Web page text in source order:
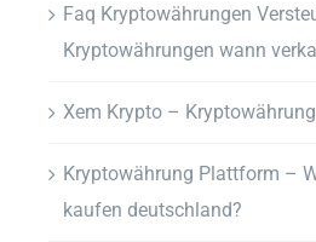
Faq Kryptowährungen
Kryptowährungen wann
Xem Krypto –
Kryptowährung Plattform –
kaufen deutschland?